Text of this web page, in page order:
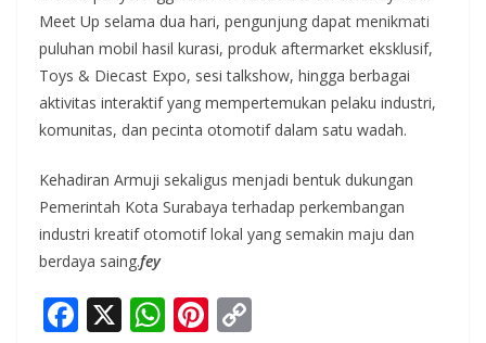
Meet Up selama dua hari, pengunjung dapat menikmati
puluhan mobil hasil kurasi, produk aftermarket eksklusif,
Toys & Diecast Expo, sesi talkshow, hingga berbagai
aktivitas interaktif yang mempertemukan pelaku industri,
komunitas, dan pecinta otomotif dalam satu wadah.
Kehadiran Armuji sekaligus menjadi bentuk dukungan
Pemerintah Kota Surabaya terhadap perkembangan
industri kreatif otomotif lokal yang semakin maju dan
berdaya saing.fey
F X W Pi